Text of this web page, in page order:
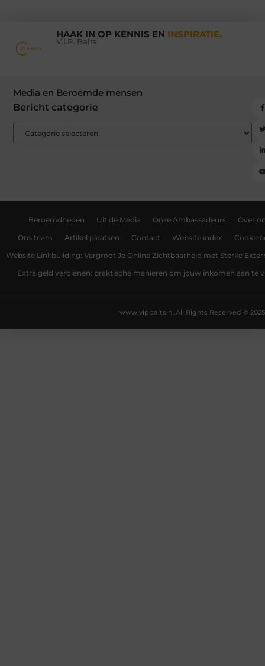
HAAK IN OP KENNIS EN INSPIRATIE.
V.I.P. Baits
Media en Beroemde mensen
Bericht categorie
Beroemdheden Uit de Media Onze Ambassadeurs Over
Ons team Artikel plaatsen Contact Website index
Website Linkbuilding: Vergroot Je Online Zichtbaarheid met Sterke
Extra geld verdienen: praktische manieren om jouw inkomen aan te
All Rights Reserved © 2025
www.vipbaits.nl.